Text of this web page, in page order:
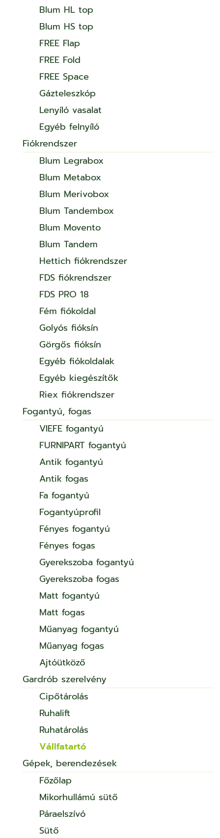
Blum HL top
Blum HS top
FREE Flap
FREE Fold
FREE Space
Gázteleszkóp
Lenyíló vasalat
Egyéb felnyíló
Fiókrendszer
Blum Legrabox
Blum Metabox
Blum Merivobox
Blum Tandembox
Blum Movento
Blum Tandem
Hettich fiókrendszer
FDS fiókrendszer
FDS PRO 18
Fém fiókoldal
Golyós fióksín
Görgős fióksín
Egyéb fiókoldalak
Egyéb kiegészítők
Riex fiókrendszer
Fogantyú, fogas
VIEFE fogantyú
FURNIPART fogantyú
Antik fogantyú
Antik fogas
Fa fogantyú
Fogantyúprofil
Fényes fogantyú
Fényes fogas
Gyerekszoba fogantyú
Gyerekszoba fogas
Matt fogantyú
Matt fogas
Műanyag fogantyú
Műanyag fogas
Ajtóütköző
Gardrób szerelvény
Cipőtárolás
Ruhalift
Ruhatárolás
Vállfatartó
Gépek, berendezések
Főzőlap
Mikorhullámú sütő
Páraelszívó
Sütő